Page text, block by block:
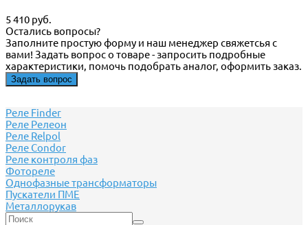
5 410 руб.
Остались вопросы?
Заполните простую форму и наш менеджер свяжетсья с
вами! Задать вопрос о товаре - запросить подробные
характеристики, помочь подобрать аналог, оформить заказ.
Задать вопрос
Реле Finder
Реле Релеон
Реле Relpol
Реле Сondor
Реле контроля фаз
Фотореле
Однофазные трансформаторы
Пускатели ПМЕ
Металлорукав